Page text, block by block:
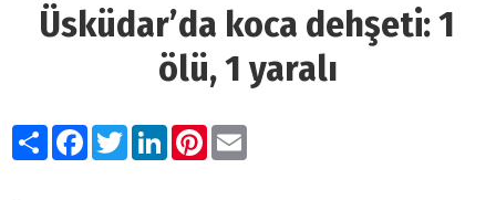
Üsküdar’da koca dehşeti: 1
ölü, 1 yaralı
PaylaşFacebook
TwitterLinkedIn
Pinterest
Email